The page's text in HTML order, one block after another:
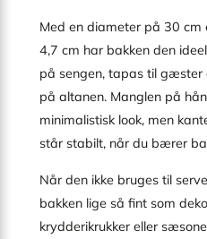
Med en diameter på 30 cm
4,7 cm har bakken den
på sengen, tapas til gæster
på altanen. Manglen på
minimalistisk look, men
står stabilt, når du bærer
Når den ikke bruges til
bakken lige så fint som
krydderikrukker eller